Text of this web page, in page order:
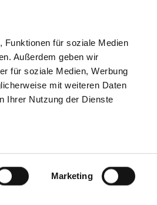
Funktionen für soziale Medien
Außerdem geben wir
für soziale Medien, Werbung
mit weiteren Daten
Ihrer Nutzung der Dienste
Marketing
THE GHD